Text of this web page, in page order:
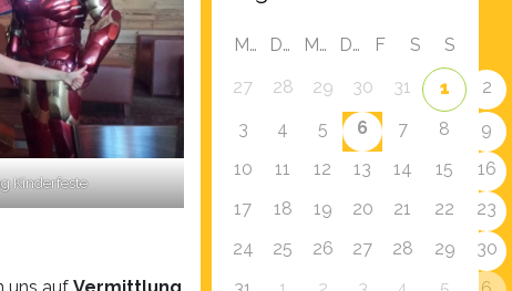
Kinderfeste
uns auf Vermittlung
M D M D F S
S
27
28 29 30 31 1
2
3
4 5 6 7 8
9
10
11 12 13 14 15
16
17
18 19 20 21 22
23
24
25 26 27 28 29
30